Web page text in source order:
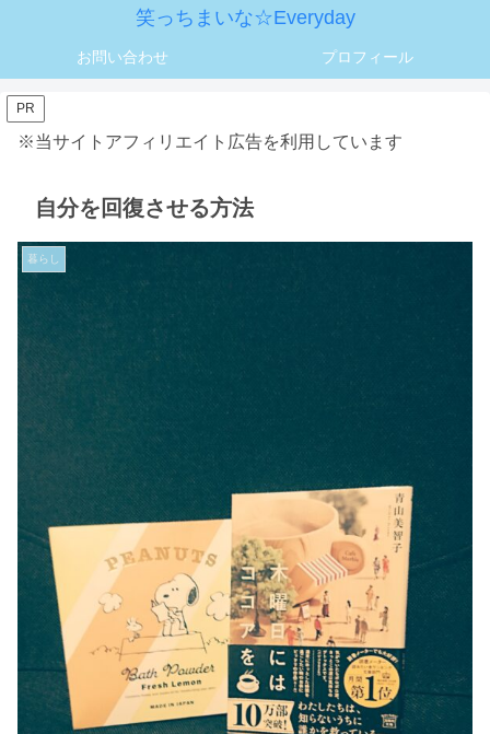
笑っちまいな☆Everyday
お問い合わせ プロフィール
PR
※当サイトアフィリエイト広告を利用しています
自分を回復させる方法
暮らし